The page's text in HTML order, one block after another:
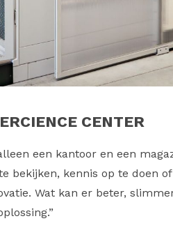
CENTER
een kantoor en een
bekijken, kennis op te doen
Wat kan er beter,